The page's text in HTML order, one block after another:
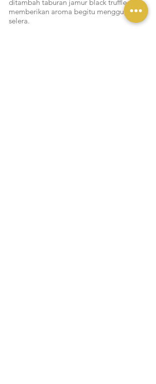
ditambah taburan jamur black truffle yang
memberikan aroma begitu menggugah
selera.